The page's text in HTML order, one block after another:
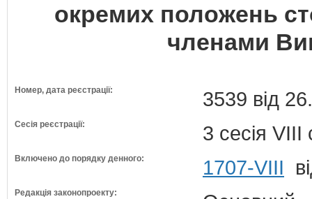
окремих положень
членами
Номер, дата реєстрації: 3539 від
Сесія реєстрації: 3 сесія VIII
Включено до порядку денного: 1707-VIII
Редакція законопроекту: